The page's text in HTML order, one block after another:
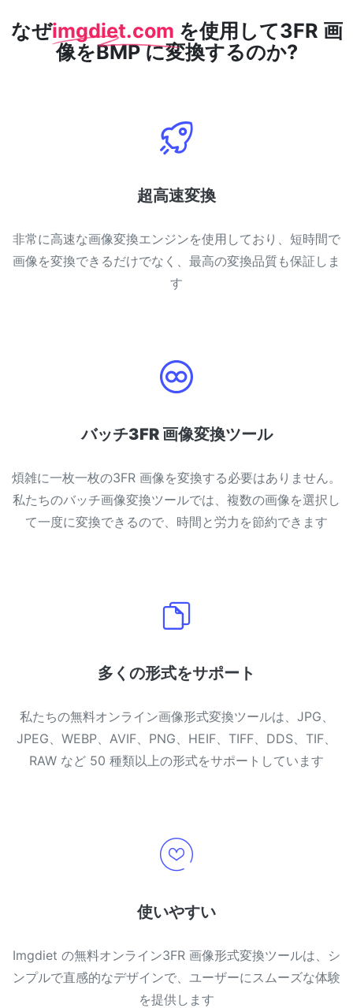
なぜimgdiet.com を使用して3FR 画
像をBMP に変換するのか?
超高速変換
非常に高速な画像変換エンジンを使用しており、短時間で
画像を変換できるだけでなく、最高の変換品質も保証しま
す
バッチ3FR 画像変換ツール
煩雑に一枚一枚の3FR 画像を変換する必要はありません。
私たちのバッチ画像変換ツールでは、複数の画像を選択し
て一度に変換できるので、時間と労力を節約できます
多くの形式をサポート
私たちの無料オンライン画像形式変換ツールは、JPG、
JPEG、WEBP、AVIF、PNG、HEIF、TIFF、DDS、TIF、
RAW など 50 種類以上の形式をサポートしています
使いやすい
Imgdiet の無料オンライン3FR 画像形式変換ツールは、シ
ンプルで直感的なデザインで、ユーザーにスムーズな体験
を提供します